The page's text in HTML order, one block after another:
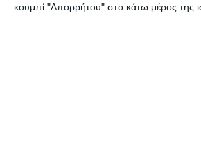
κουμπί "Απορρήτου" στο κάτω μέρος της